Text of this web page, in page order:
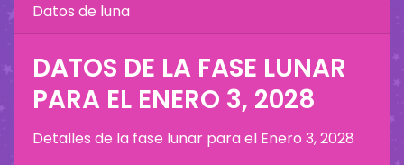
Datos de luna
DATOS DE LA FASE LUNAR
PARA EL ENERO 3, 2028
Detalles de la fase lunar para el Enero 3, 2028